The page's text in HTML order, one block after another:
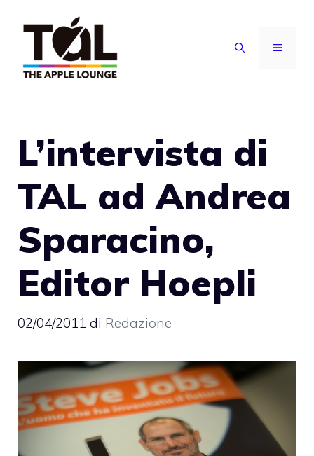
contenuto
MENU
L’intervista di
TAL ad Andrea
Sparacino,
Editor Hoepli
02/04/2011 di Redazione